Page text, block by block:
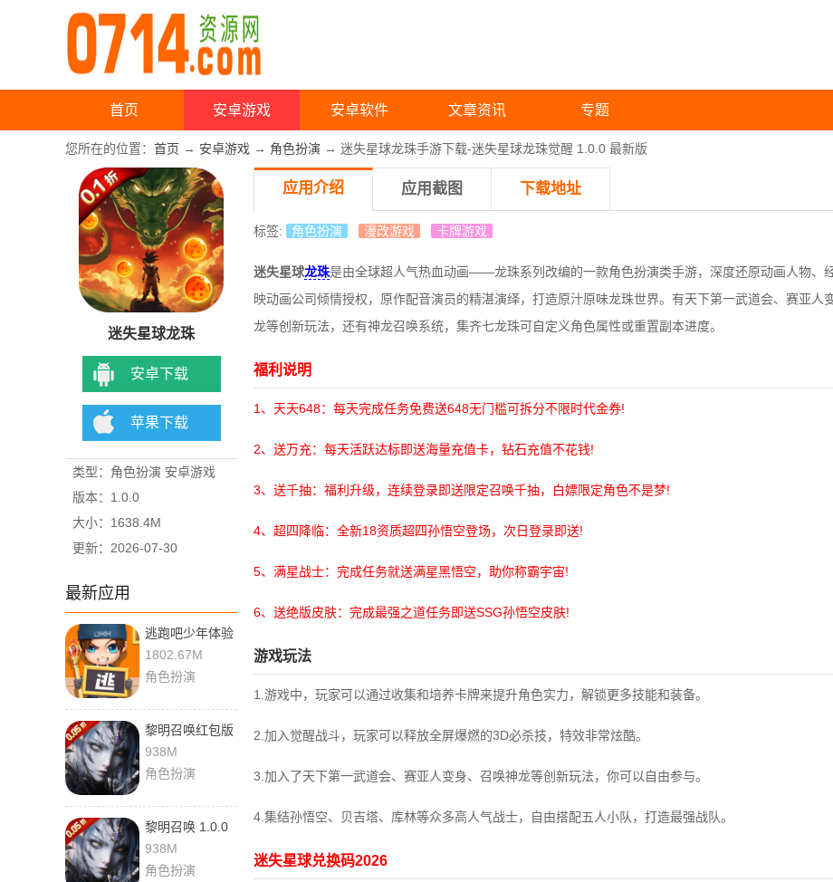
首页 安卓游戏 安卓软件 文章资讯 专题
您所在的位置： 首页 → 安卓游戏 → 角色扮演 → 迷失星球龙珠手游下载-迷失星球龙珠觉醒 1.0.0 最新版
迷失星球龙珠
安卓下载
苹果下载
类型：角色扮演 安卓游戏
版本：1.0.0
大小：1638.4M
更新：2026-07-30
最新应用
逃跑吧少年体验
服 8.40.0 官方
版
1802.67M
角色扮演
黎明召唤红包版
1.0.0 最新版
938M
角色扮演
黎明召唤 1.0.0
最新版
938M
角色扮演
应用介绍 应用截图 下载地址
标签: 角色扮演 漫改游戏 卡牌游戏
迷失星球龙珠是由全球超人气热血动画——龙珠系列改编的一款角色扮演类手游，深度还原动画人物、
映动画公司倾情授权，原作配音演员的精湛演绎，打造原汁原味龙珠世界。有天下第一武道会、赛亚人
龙等创新玩法，还有神龙召唤系统，集齐七龙珠可自定义角色属性或重置副本进度。
福利说明
1、天天648：每天完成任务免费送648无门槛可拆分不限时代金券!
2、送万充：每天活跃达标即送海量充值卡，钻石充值不花钱!
3、送千抽：福利升级，连续登录即送限定召唤千抽，白嫖限定角色不是梦!
4、超四降临：全新18资质超四孙悟空登场，次日登录即送!
5、满星战士：完成任务就送满星黑悟空，助你称霸宇宙!
6、送绝版皮肤：完成最强之道任务即送SSG孙悟空皮肤!
游戏玩法
1.游戏中，玩家可以通过收集和培养卡牌来提升角色实力，解锁更多技能和装备。
2.加入觉醒战斗，玩家可以释放全屏爆燃的3D必杀技，特效非常炫酷。
3.加入了天下第一武道会、赛亚人变身、召唤神龙等创新玩法，你可以自由参与。
4.集结孙悟空、贝吉塔、库林等众多高人气战士，自由搭配五人小队，打造最强战队。
迷失星球兑换码2026